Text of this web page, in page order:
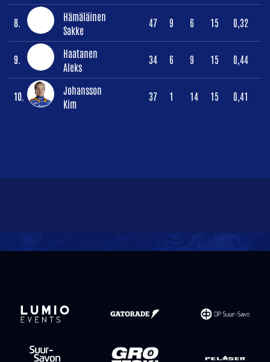
8.
Hämäläinen
Sakke
47 9 6 15 0,32
9.
Haatanen
Aleks
34 6 9 15 0,44
10.
Johansson
Kim
37 1 14 15 0,41